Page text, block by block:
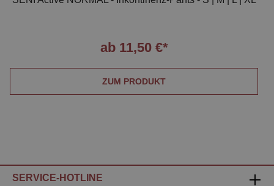
ab 11,50 €*
ZUM PRODUKT
SERVICE-HOTLINE